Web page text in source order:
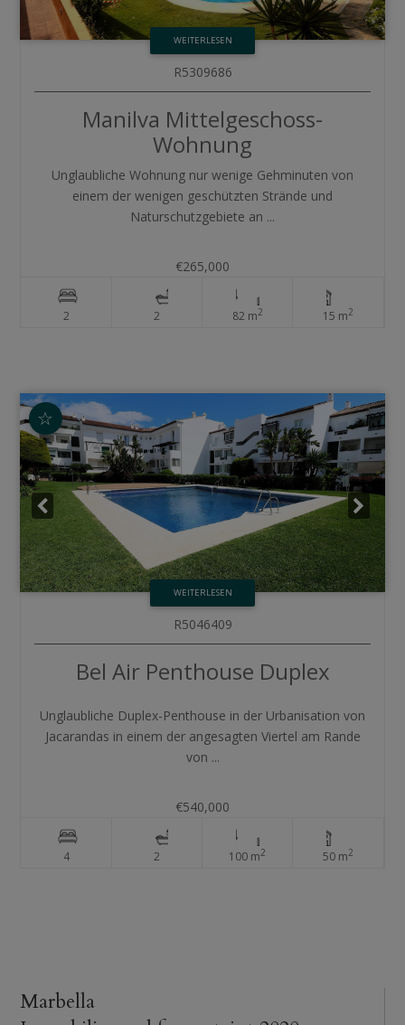
WEITERLESEN
€265,000
R5309686
Manilva Mittelgeschoss-
Wohnung
Unglaubliche Wohnung nur wenige Gehminuten von
einem der wenigen geschützten Strände und
Naturschutzgebiete an ...
2 2 82 m2 15 m2
☆
WEITERLESEN
€540,000
R5046409
Bel Air Penthouse Duplex
Unglaubliche Duplex-Penthouse in der Urbanisation von
Jacarandas in einem der angesagten Viertel am Rande
von ...
4 2 100 m2 50 m2
Marbella